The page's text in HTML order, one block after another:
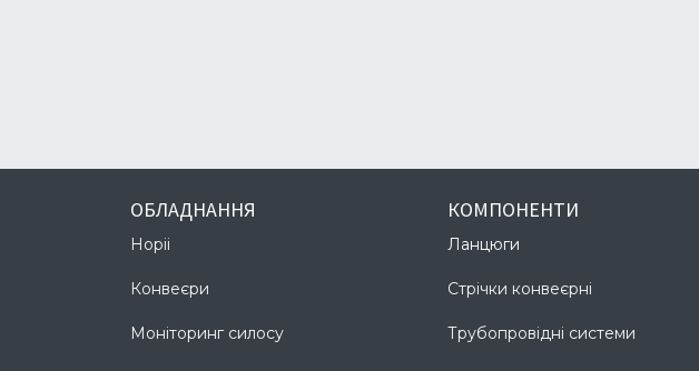
ОБЛАДНАННЯ
Норіі
Конвеєри
Моніторинг силосу
КОМПОНЕНТИ
Ланцюги
Стрічки конвеєрні
Трубопровідні системи